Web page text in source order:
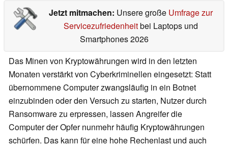
Jetzt mitmachen: Unsere große Umfrage zur
Servicezufriedenheitbei Laptops und
Smartphones 2026
Das Minen von Kryptowährungen wird in den letzten
Monaten verstärkt von Cyberkriminellen eingesetzt: Statt
übernommene Computer zwangsläufig in ein Botnet
einzubinden oder den Versuch zu starten, Nutzer durch
Ransomware zu erpressen, lassen Angreifer die
Computer der Opfer nunmehr häufig Kryptowährungen
schürfen. Das kann für eine hohe Rechenlast und auch